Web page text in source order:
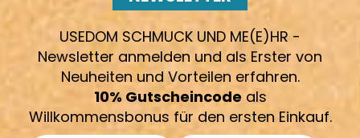
USEDOM SCHMUCK UND ME(E)HR -
Newsletter anmelden und als Erster von
Neuheiten und Vorteilen erfahren.
10% Gutscheincode als
Willkommensbonus für den ersten Einkauf.